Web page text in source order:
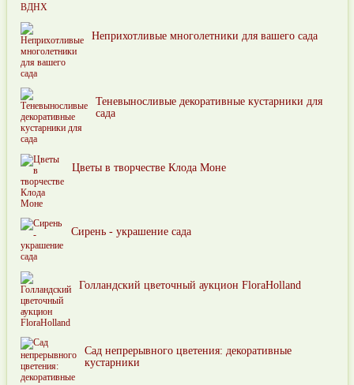
Неприхотливые многолетники для вашего сада
Теневыносливые декоративные кустарники для
сада
Цветы в творчестве Клода Моне
Сирень - украшение сада
Голландский цветочный аукцион FloraHolland
Сад непрерывного цветения: декоративные
кустарники